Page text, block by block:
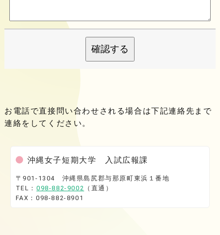
確認する
お電話で直接問い合わせされる場合は下記連絡先まで
連絡をしてください。
沖縄女子短期大学 入試広報課
〒901-1304 沖縄県島尻郡与那原町東浜１番地
TEL：098-882-9002
（直通）
FAX：098-882-8901